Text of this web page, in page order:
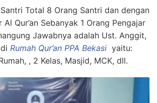
Total 8 Orang Santri dan dengan
Qur’an Sebanyak 1 Orang Pengajar
Jawabnya adalah Ust. Anggit,
Rumah Qur’an PPA Bekasi yaitu:
, 2 Kelas, Masjid, MCK, dll.